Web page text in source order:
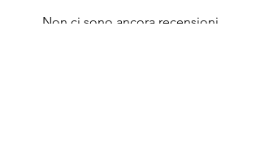
Non ci sono ancora recensioni